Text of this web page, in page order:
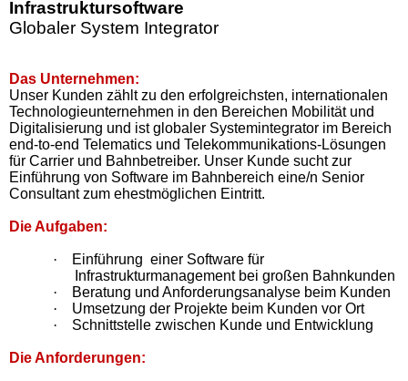
Infrastruktursoftware
Globaler System Integrator
Das Unternehmen:
Unser Kunden zählt zu den erfolgreichsten, internationalen
Technologieunternehmen in den Bereichen Mobilität und
Digitalisierung und ist globaler Systemintegrator im Bereich
end-to-end Telematics und Telekommunikations-Lösungen
für Carrier und Bahnbetreiber. Unser Kunde sucht zur
Einführung von Software im Bahnbereich eine/n Senior
Consultant zum ehestmöglichen Eintritt.
Die Aufgaben:
· Einführung einer Software für
Infrastrukturmanagement bei großen Bahnkunden
·
Beratung und Anforderungsanalyse beim Kunden
·
Umsetzung der Projekte beim Kunden vor Ort
·
Schnittstelle zwischen Kunde und Entwicklung
Die Anforderungen: